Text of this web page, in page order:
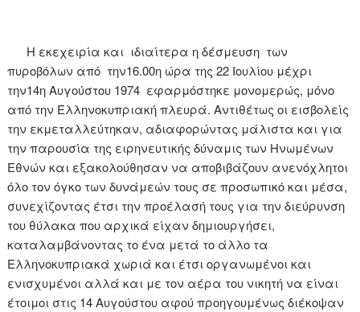
Η εκεχειρία και ιδιαίτερα η δέσμευση των
πυροβόλων από την16.00η ώρα της 22 Ιουλίου μέχρι
την14η Αυγούστου 1974 εφαρμόστηκε μονομερώς, μόνο
από την Ελληνοκυπριακή πλευρά. Αντιθέτως οι εισβολείς
την εκμεταλλεύτηκαν, αδιαφορώντας μάλιστα και για
την παρουσία της ειρηνευτικής δύναμις των Ηνωμένων
Εθνών και εξακολούθησαν να αποβιβάζουν ανενόχλητοι
όλο τον όγκο των δυνάμεών τους σε προσωπικό και μέσα,
συνεχίζοντας έτσι την προέλασή τους για την διεύρυνση
του θύλακα που αρχικά είχαν δημιουργήσει,
καταλαμβάνοντας το ένα μετά το άλλο τα
Ελληνοκυπριακά χωριά και έτσι οργανωμένοι και
ενισχυμένοι αλλά και με τον αέρα του νικητή να είναι
έτοιμοι στις 14 Αυγούστου αφού προηγουμένως διέκοψαν